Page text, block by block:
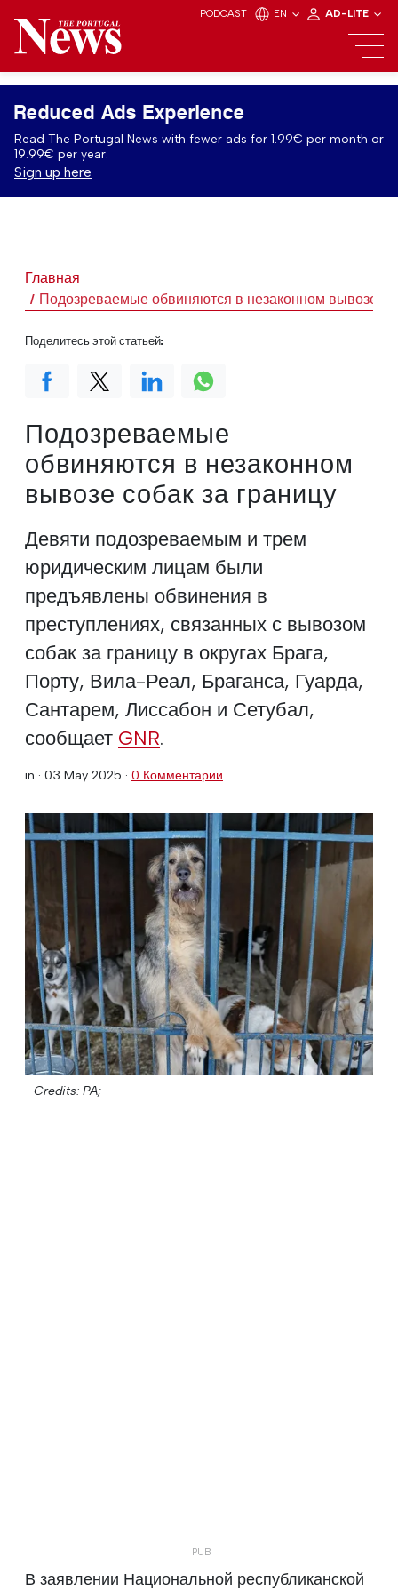
PODCAST EN AD-LITE
Reduced Ads Experience
Read The Portugal News with fewer ads for 1.99€ per month or
19.99€ per year.
Sign up here
Главная
Подозреваемые обвиняются в незаконном вывозе
Подозреваемые
обвиняются в незаконном
вывозе собак за границу
Девяти подозреваемым и трем
юридическим лицам были
предъявлены обвинения в
преступлениях, связанных с вывозом
собак за границу в округах Брага,
Порту, Вила-Реал, Браганса, Гуарда,
Сантарем, Лиссабон и Сетубал,
сообщает GNR.
in · 03 May 2025 · 0 Комментарии
Credits: PA;
В заявлении Национальной республиканской
Поделитесь этой статьей: